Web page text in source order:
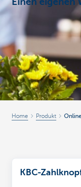
Unternehmer
Einen eigenen
Home Produkt
KBC-